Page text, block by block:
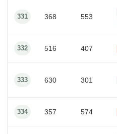
331 368 553
332 516 407
333 630 301
334 357 574